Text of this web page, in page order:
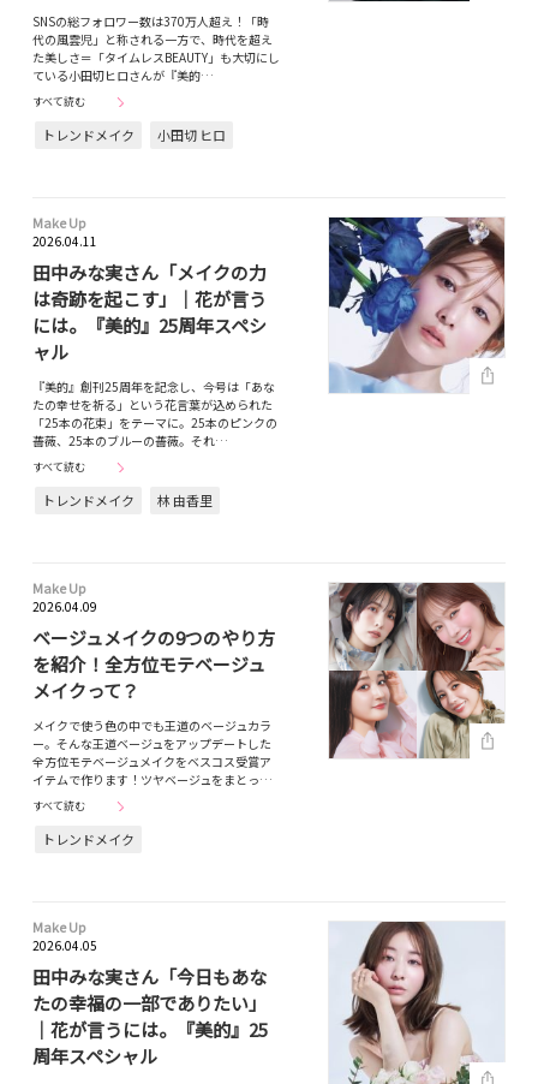
SNSの総フォロワー数は370万人超え！「時
代の風雲児」と称される一方で、時代を超え
た美しさ＝「タイムレスBEAUTY」も大切にし
ている小田切ヒロさんが『美的…
すべて読む
トレンドメイク 小田切 ヒロ
Make Up
2026.04.11
田中みな実さん「メイクの力
は奇跡を起こす」｜花が言う
には。『美的』25周年スペシ
ャル
『美的』創刊25周年を記念し、今号は「あな
たの幸せを祈る」という花言葉が込められた
「25本の花束」をテーマに。25本のピンクの
薔薇、25本のブルーの薔薇。それ…
すべて読む
トレンドメイク 林 由香里
Make Up
2026.04.09
ベージュメイクの9つのやり方
を紹介！全方位モテベージュ
メイクって？
メイクで使う色の中でも王道のベージュカラ
ー。そんな王道ベージュをアップデートした
全方位モテベージュメイクをベスコス受賞ア
イテムで作ります！ツヤベージュをまとっ…
すべて読む
トレンドメイク
Make Up
2026.04.05
田中みな実さん「今日もあな
たの幸福の一部でありたい」
｜花が言うには。『美的』25
周年スペシャル